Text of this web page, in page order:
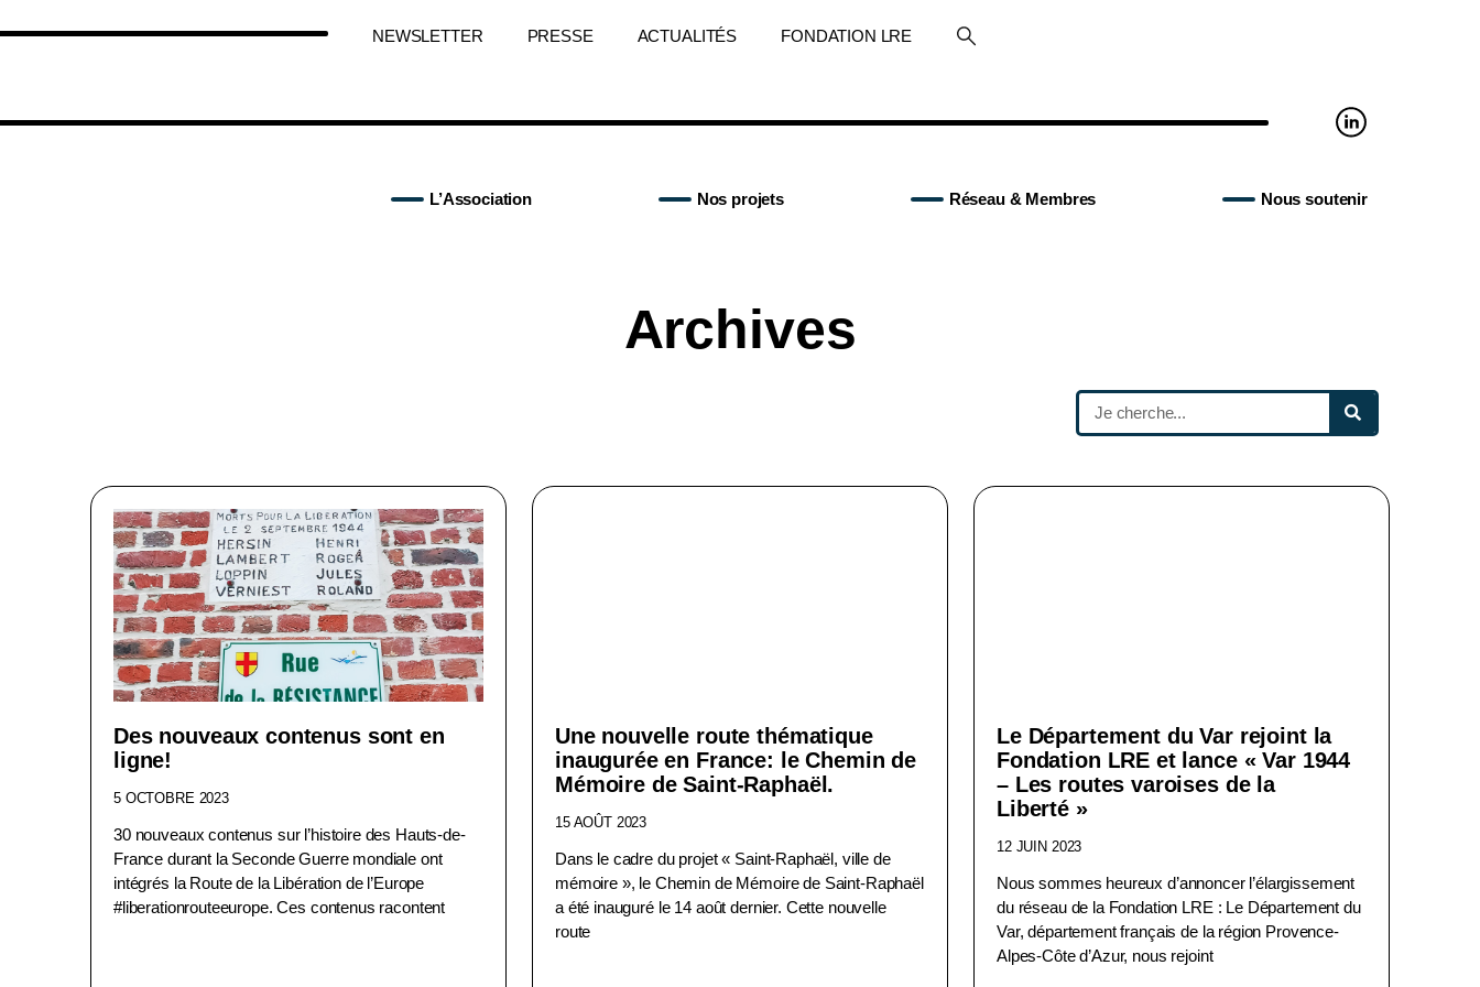
NEWSLETTER PRESSE ACTUALITÉS FONDATION LRE
L’Association Nos projets Réseau & Membres Nous soutenir
Archives
Des nouveaux contenus sont en
ligne!
5 OCTOBRE 2023
30 nouveaux contenus sur l’histoire des Hauts-de-
France durant la Seconde Guerre mondiale ont
intégrés la Route de la Libération de l’Europe
#liberationrouteeurope. Ces contenus racontent
Une nouvelle route thématique
inaugurée en France: le Chemin de
Mémoire de Saint-Raphaël.
15 AOÛT 2023
Dans le cadre du projet « Saint-Raphaël, ville de
mémoire », le Chemin de Mémoire de Saint-Raphaël
a été inauguré le 14 août dernier. Cette nouvelle
route
Le Département du Var rejoint la
Fondation LRE et lance « Var 1944
– Les routes varoises de la
Liberté »
12 JUIN 2023
Nous sommes heureux d’annoncer l’élargissement
du réseau de la Fondation LRE : Le Département du
Var, département français de la région Provence-
Alpes-Côte d’Azur, nous rejoint